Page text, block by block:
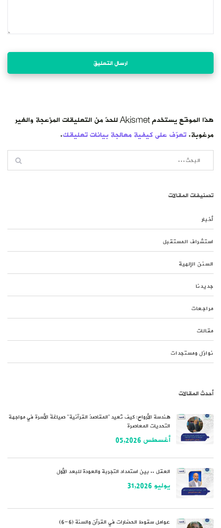
هذا الموقع يستخدم Akismet للحدّ من التعليقات المزعجة والغير
مرغوبة.تعرّف على كيفية معالجة بيانات تعليقك.
تصنيفات المقالات
أخبار
استشراف المستقبل
السنن الإلهية
جديدنا
مراجعات
مقالات
نوازل ومستجدات
أحدث المقالات
هندسة الأرواح: كيف تُعيد “المقاصدُ القرآنية” صياغةَ الأسرة في مواجهة
التحديات المعاصرة
أغسطس 05,2026
العقل .. بين استمداد التجربة والعودة للبعد الأول
يوليو 31,2026
عوامل سقوط الحضارات في القرآن والسنة (6-6)